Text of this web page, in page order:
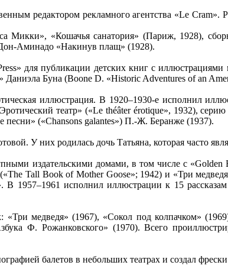
редактором рекламного агентства «Le Cram».
Микки», «Кошачья санатория» (Париж, 1928),
Аминадо «Накинув плащ» (1928).
для публикации детских книг с
Буна (Boone D. «Historic Adventures оf an
иллюстрация. В 1920–1930-е исполнил
театр» («Le théâter érotique», 1932),
песни» («Chansons galantes») П.-Ж. Беранже (1937).
У них родилась дочь Татьяна, которая часто
издательскими домами, в том числе с
Tall Book of Mother Goose»; 1942) и «Три
1957–1961 исполнил иллюстрации к 15
медведя» (1967), «Сокол под колпачком»
Ф. Рожанковского» (1970). Всего
балетов в небольших театрах и создал